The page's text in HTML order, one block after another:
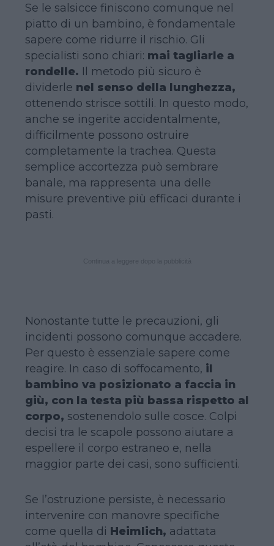
Se le salsicce finiscono comunque nel
piatto di un bambino, è fondamentale
sapere come ridurre il rischio. Gli
specialisti sono chiari: mai tagliarle a
rondelle. Il metodo più sicuro è
dividerle nel senso della lunghezza,
ottenendo strisce sottili. In questo modo,
anche se ingerite accidentalmente,
difficilmente possono ostruire
completamente la trachea. Questa
semplice accortezza può sembrare
banale, ma rappresenta una delle
misure preventive più efficaci durante i
pasti.
Nonostante tutte le precauzioni, gli
incidenti possono comunque accadere.
Per questo è essenziale sapere come
reagire. In caso di soffocamento, il
bambino va posizionato a faccia in
giù, con la testa più bassa rispetto al
corpo, sostenendolo sulle cosce. Colpi
decisi tra le scapole possono aiutare a
espellere il corpo estraneo e, nella
maggior parte dei casi, sono sufficienti.
Se l’ostruzione persiste, è necessario
intervenire con manovre specifiche
come quella di Heimlich, adattata